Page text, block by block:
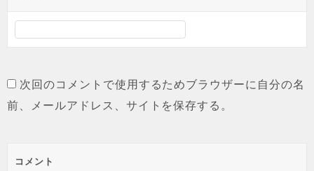
次回のコメントで使用するためブラウザーに自分の名
前、メールアドレス、サイトを保存する。
コメント